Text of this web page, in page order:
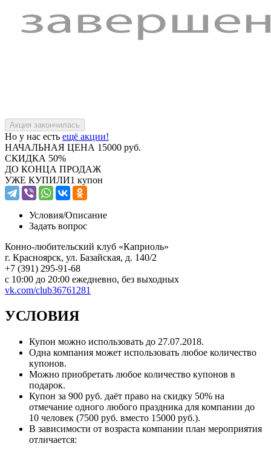
Но у нас есть ещё акции!
НАЧАЛЬНАЯ ЦЕНА 15000 руб.
СКИДКА 50%
ДО КОНЦА ПРОДАЖ
УЖЕ КУПИЛИ1 купон
Условия/Описание
Задать вопрос
Конно-любительский клуб «Каприоль»
г. Красноярск, ул. Базайская, д. 140/2
+7 (391) 295-91-68
с 10:00 до 20:00 ежедневно, без выходных
vk.com/club36761281
УСЛОВИЯ
Купон можно использовать до 27.07.2018.
Одна компания может использовать любое количество
купонов.
Можно приобретать любое количество купонов в
подарок.
Купон за 900 руб. даёт право на скидку 50% на
отмечание одного любого праздника для компании до
10 человек (7500 руб. вместо 15000 руб.).
В зависимости от возраста компании план мероприятия
отличается: